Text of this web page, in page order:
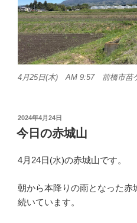
4月25日(木) AM 9:57 前橋市苗
投
稿
日:
2024年4月24日
今日の赤城山
4月24日(水)の赤城山です。
朝から本降りの雨となった赤
続いています。